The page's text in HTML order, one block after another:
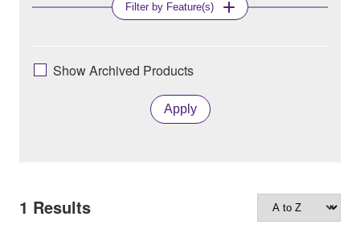
Filter by Feature(s)
Show Archived Products
Apply
1 Results